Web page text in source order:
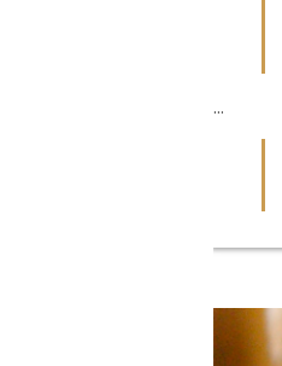
...